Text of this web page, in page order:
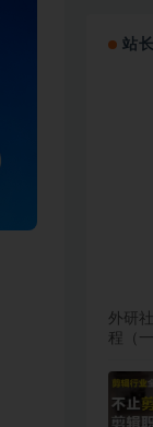
站
外研
程（